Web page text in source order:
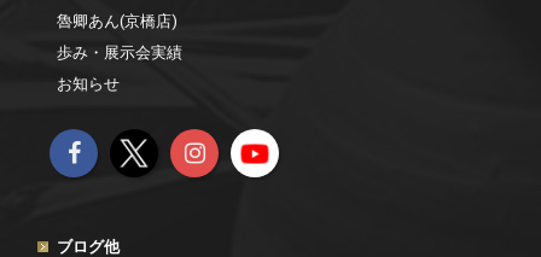
魯卿あん(京橋店)
歩み・展示会実績
お知らせ
ブログ他